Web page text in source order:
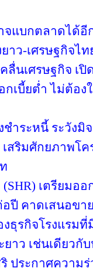
แบกตลาดได้อี
ว-เศรษฐกิจไท
นเศรษฐกิจ เ
กเบี้ยต่ำ ไม่ต้
ชำระหนี้ ระวัง
ริมศักยภาพโค
เตรียมอ
อปี คาดเสนอขา
ธุรกิจโรงแรม
าว เช่นเดียวกั
ระกาศความร่